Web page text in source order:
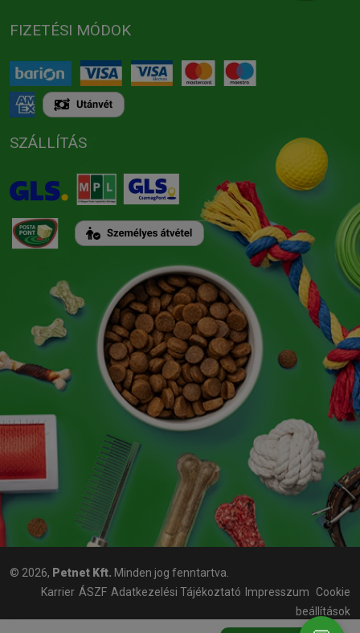
FIZETÉSI MÓDOK
SZÁLLÍTÁS
© 2026, Petnet Kft. Minden jog fenntartva.
Karrier ÁSZF Adatkezelési Tájékoztató Impresszum
Cookie
beállítások